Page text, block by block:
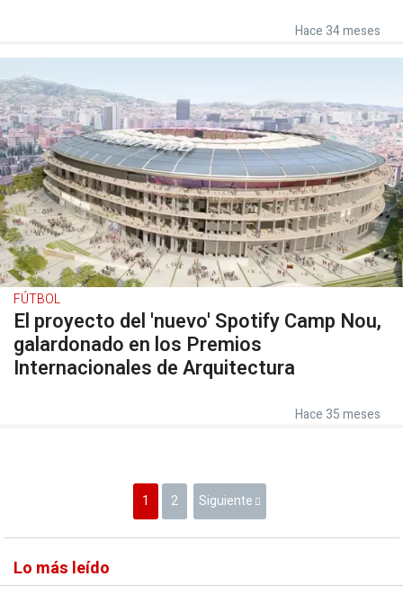
Hace 34 meses
FÚTBOL
El proyecto del 'nuevo' Spotify Camp Nou,
galardonado en los Premios
Internacionales de Arquitectura
Hace 35 meses
1 2 Siguiente
Lo más leído